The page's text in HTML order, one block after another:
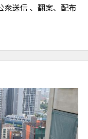
衆送信 、翻案、配布